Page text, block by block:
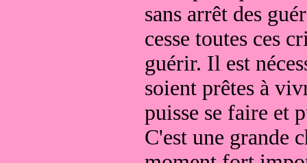
sans arrêt des
cesse toutes ces
guérir. Il est
soient prêtes à
puisse se faire et
C'est une grande